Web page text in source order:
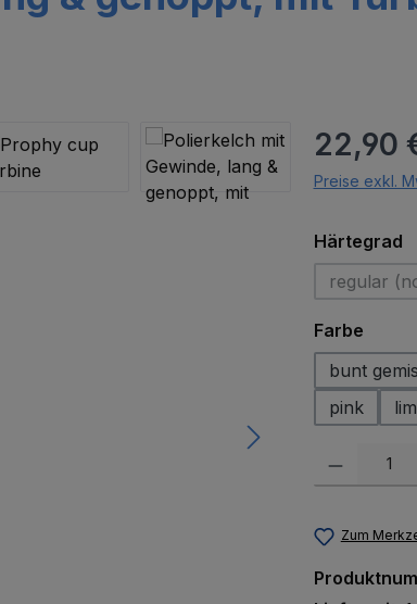
Regulärer
22,90
Preise exkl.
Härtegrad
regular
Farbe
bunt
pink
Produkt
Zum